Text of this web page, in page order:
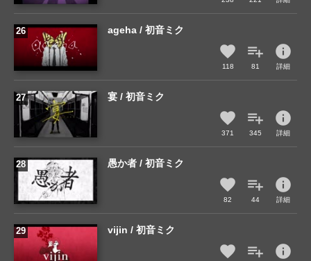
ageha / 初音ミク
118 81
info
詳細
宴 / 初音ミク
371 345
info
詳細
愚か者 / 初音ミク
82 44
info
詳細
vijin / 初音ミク
info